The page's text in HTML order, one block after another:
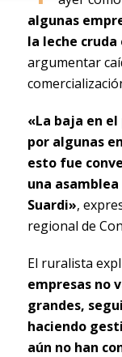
algunas
la leche
argumentar
«La baja en
por algunas
esto fue
una
Suardi»,
regional de
El ruralista
empresas no
grandes,
haciendo
aún no han